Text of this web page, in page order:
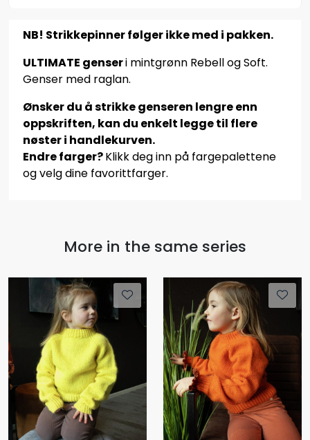
NB! Strikkepinner følger ikke med i pakken.
ULTIMATE genseri mintgrønn Rebell og Soft.
Genser med raglan.
Ønsker du å strikke genseren lengre enn
oppskriften, kan du enkelt legge til flere
nøster i handlekurven.
Endre farger?Klikk deg inn på fargepalettene
og velg dine favorittfarger.
More in the same series